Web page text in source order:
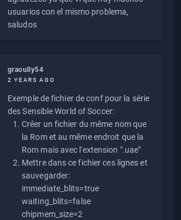
usuarios con el mismo problema,
saludos
graoully54
2 YEARS AGO
Exemple de fichier de conf pour la série
des Sensible World of Soccer:
Créer un fichier du même nom que
la Rom et au même endroit que la
Rom mais avec l'extension ".uae"
Mettre dans ce fichier ces lignes et
sauvegarder:
immediate_blits=true
waiting_blits=false
chipmem_size=2